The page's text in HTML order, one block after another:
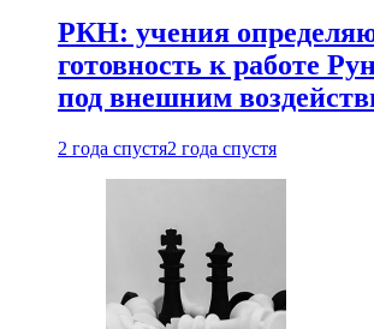
РКН: учения
готовность к работе
под внешним
2 года спустя2 года спустя